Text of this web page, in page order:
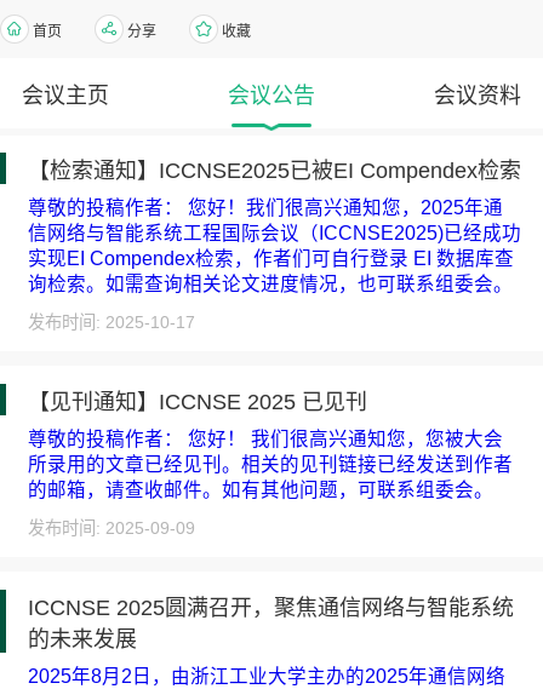
首页 分享 收藏
会议主页 会议公告 会议资料
【检索通知】ICCNSE2025已被EI Compendex检索
尊敬的投稿作者： 您好！我们很高兴通知您，2025年通
信网络与智能系统工程国际会议（ICCNSE2025)已经成功
实现EI Compendex检索，作者们可自行登录 EI 数据库查
询检索。如需查询相关论文进度情况，也可联系组委会。
发布时间: 2025-10-17
【见刊通知】ICCNSE 2025 已见刊
尊敬的投稿作者： 您好！ 我们很高兴通知您，您被大会
所录用的文章已经见刊。相关的见刊链接已经发送到作者
的邮箱，请查收邮件。如有其他问题，可联系组委会。
发布时间: 2025-09-09
ICCNSE 2025圆满召开，聚焦通信网络与智能系统
的未来发展
2025年8月2日，由浙江工业大学主办的2025年通信网络